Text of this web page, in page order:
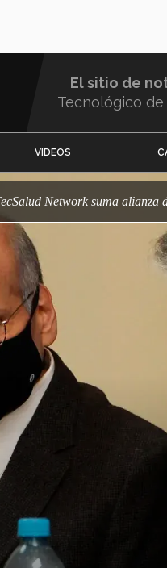
El sitio de
Tecnológico
VIDEOS
TecSalud Network suma